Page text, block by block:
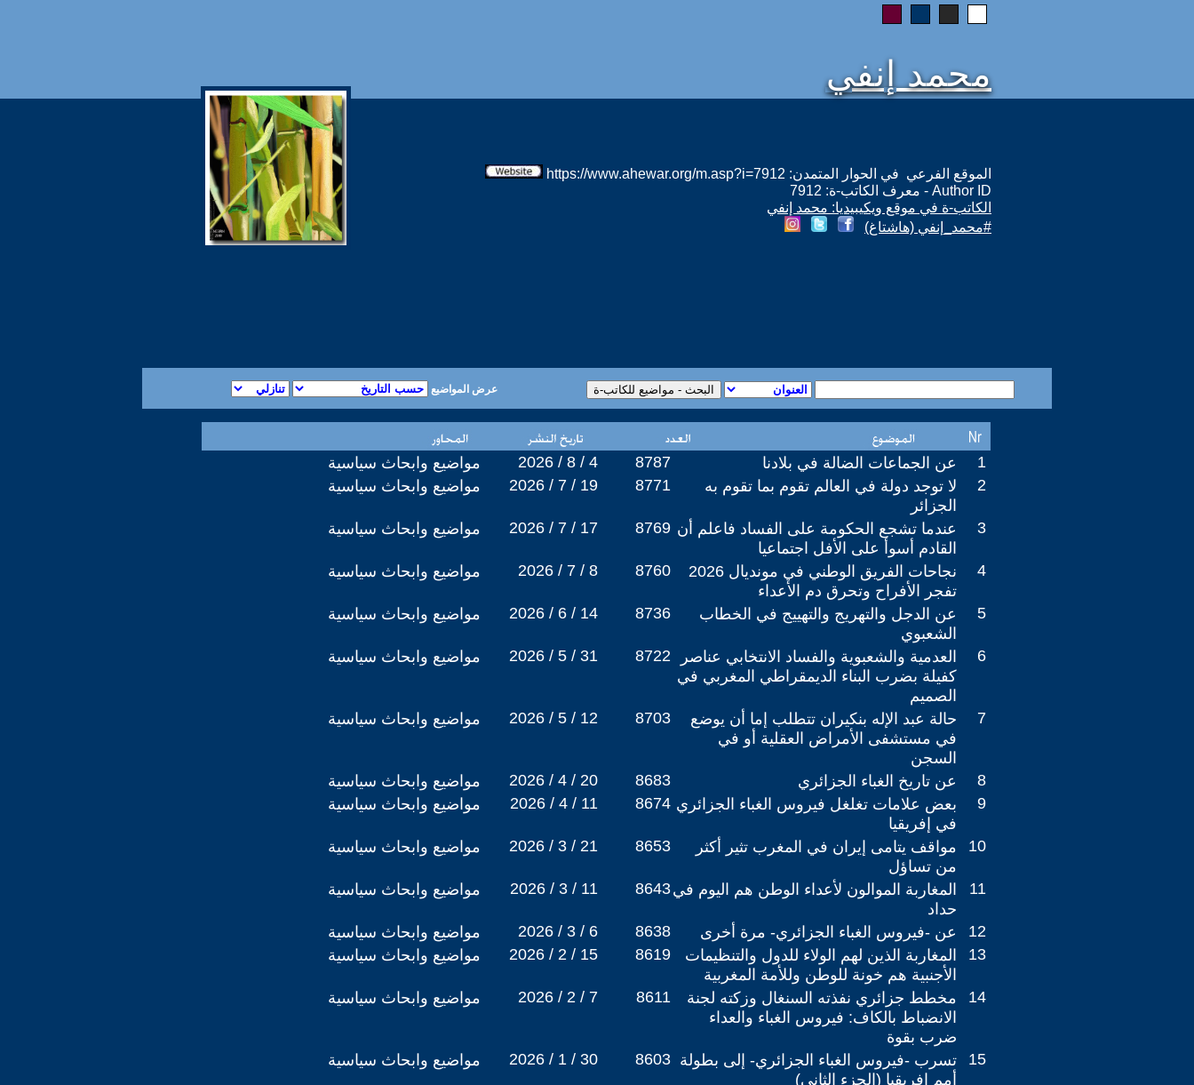
محمد إنفي
الموقع الفرعي في الحوار المتمدن: https://www.ahewar.org/m.asp?i=7912
Author ID - معرف الكاتب-ة: 7912
الكاتب-ة في موقع ويكيبيديا: محمد إنفي
#محمد_إنفي (هاشتاغ)
عرض المواضيع
مواضيع وابحاث سياسية 2026 / 8 / 4 8787 عن الجماعات الضالة في بلادنا
1
مواضيع وابحاث سياسية
2026 / 7 / 19 8771
لا توجد دولة في العالم تقوم بما تقوم به
الجزائر
2
مواضيع وابحاث سياسية 2026 / 7 / 17 8769 عندما تشجع الحكومة على الفساد فاعلم أن
القادم أسوأ على الأفل اجتماعيا
3
مواضيع وابحاث سياسية 2026 / 7 / 8 8760
نجاحات الفريق الوطني في مونديال 2026
تفجر الأفراح وتحرق دم الأعداء
4
مواضيع وابحاث سياسية 2026 / 6 / 14 8736
عن الدجل والتهريج والتهييج في الخطاب
الشعبوي
5
مواضيع وابحاث سياسية 2026 / 5 / 31 8722
العدمية والشعبوية والفساد الانتخابي عناصر
كفيلة بضرب البناء الديمقراطي المغربي في
الصميم
6
مواضيع وابحاث سياسية 2026 / 5 / 12 8703
حالة عبد الإله بنكيران تتطلب إما أن يوضع
في مستشفى الأمراض العقلية أو في
السجن
7
مواضيع وابحاث سياسية 2026 / 4 / 20 8683 عن تاريخ الغباء الجزائري
8
مواضيع وابحاث سياسية
2026 / 4 / 11 8674 بعض علامات تغلغل فيروس الغباء الجزائري
في إفريقيا
9
مواضيع وابحاث سياسية 2026 / 3 / 21 8653
مواقف يتامى إيران في المغرب تثير أكثر
من تساؤل
10
مواضيع وابحاث سياسية 2026 / 3 / 11 8643المغاربة الموالون لأعداء الوطن هم اليوم في
حداد
11
مواضيع وابحاث سياسية 2026 / 3 / 6 8638 عن -فيروس الغباء الجزائري- مرة أخرى
12
مواضيع وابحاث سياسية
2026 / 2 / 15 8619
المغاربة الذين لهم الولاء للدول والتنظيمات
الأجنبية هم خونة للوطن وللأمة المغربية
13
مواضيع وابحاث سياسية 2026 / 2 / 7 8611
مخطط جزائري نفذته السنغال وزكته لجنة
الانضباط بالكاف: فيروس الغباء والعداء
ضرب بقوة
14
مواضيع وابحاث سياسية 2026 / 1 / 30 8603 تسرب -فيروس الغباء الجزائري- إلى بطولة
أمم إفريقيا (الجزء الثاني)
15